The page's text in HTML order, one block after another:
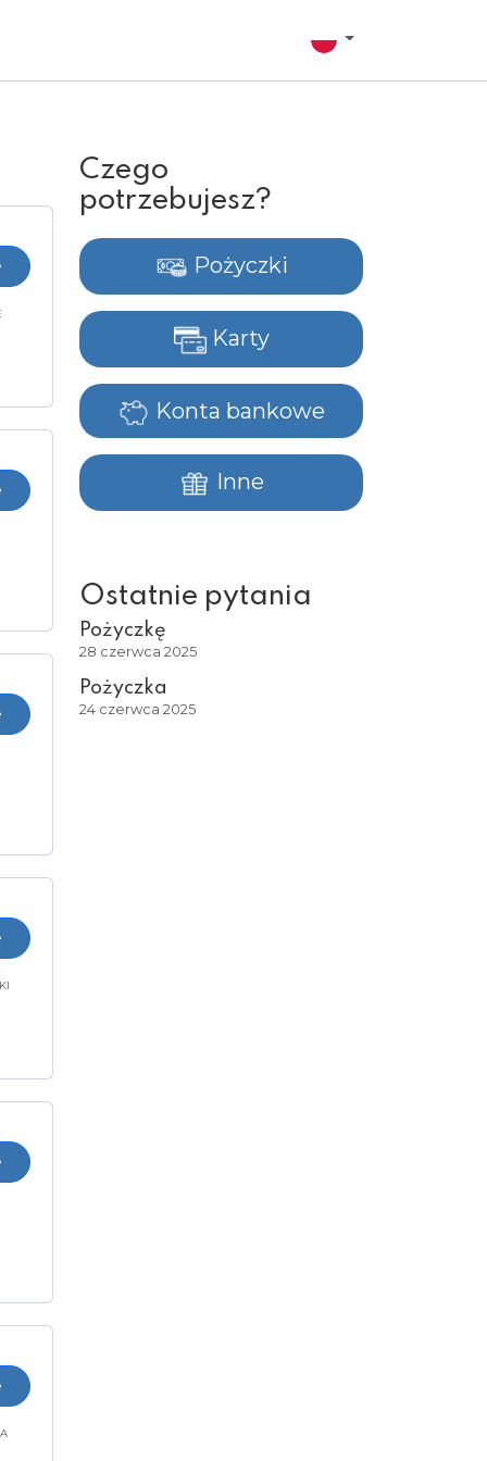
Czego
potrzebujesz?
Pożyczki
Karty
Konta bankowe
Inne
Ostatnie pytania
Pożyczkę
28 czerwca 2025
Pożyczka
24 czerwca 2025